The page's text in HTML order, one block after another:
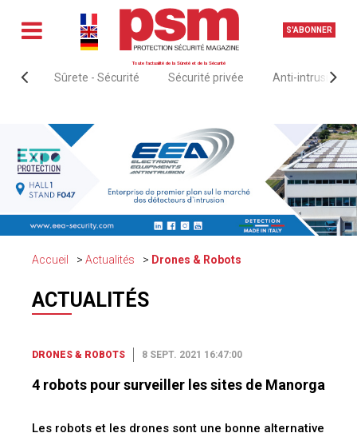
S'ABONNER
Toute l'actualité de la Sûreté et de la Sécurité
Sûrete - Sécurité Sécurité privée Anti-intrusion &
Accueil Actualités Drones & Robots
ACTUALITÉS
DRONES & ROBOTS 8 SEPT. 2021 16:47:00
4 robots pour surveiller les sites de Manorga
Les robots et les drones sont une bonne alternative